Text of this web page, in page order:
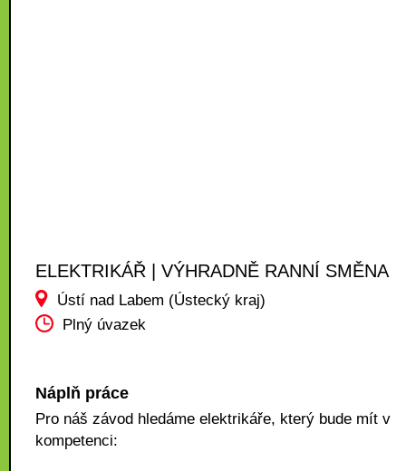
ELEKTRIKÁŘ | VÝHRADNĚ RANNÍ SMĚNA
Ústí nad Labem (Ústecký kraj)
Plný úvazek
Náplň práce
Pro náš závod hledáme elektrikáře, který bude mít v
kompetenci: